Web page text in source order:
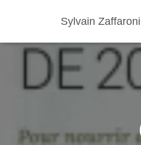
Sylvain Zaffaroni